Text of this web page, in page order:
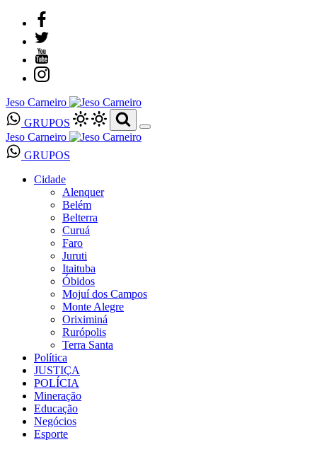
Jeso Carneiro
GRUPOS
Jeso Carneiro
GRUPOS
Cidade
Alenquer
Belém
Belterra
Curuá
Faro
Juruti
Itaituba
Óbidos
Mojuí dos Campos
Monte Alegre
Oriximiná
Rurópolis
Terra Santa
Política
JUSTIÇA
POLÍCIA
Mineração
Educação
Negócios
Esporte